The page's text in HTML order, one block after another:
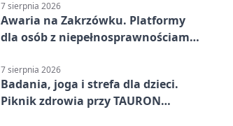
7 sierpnia 2026
Awaria na Zakrzówku. Platformy
dla osób z niepełnosprawnościami
7 sierpnia 2026
Badania, joga i strefa dla dzieci.
Piknik zdrowia przy TAURON